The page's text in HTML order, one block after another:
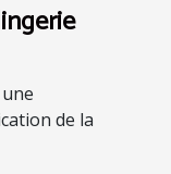
de la